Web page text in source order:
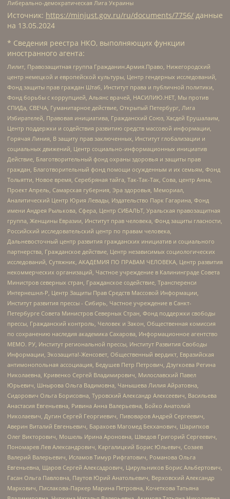
Либерально-демократическая Лига Украины
Источник: https://minjust.gov.ru/ru/documents/7756/ данные
на 13.05.2024
* Сведения реестра НКО, выполняющих функции
иностранного агента:
Лилит, Правозащитная группа Гражданин.Армия.Право, Нижегородский
центр немецкой и европейской культуры, Центр гендерных исследований,
Фонд защиты прав граждан Штаб, Институт права и публичной политики,
Фонд борьбы с коррупцией, Альянс врачей, НАСИЛИЮ.НЕТ, Мы против
СПИДа, СВЕЧА, Гуманитарное действие, Открытый Петербург, Лига
Избирателей, Правовая инициатива, Гражданский Союз, Хасдей Ерушалаим,
Центр поддержки и содействия развитию средств массовой информации,
Горячая Линия, В защиту прав заключенных, Институт глобализации и
социальных движений, Центр социально-информационных инициатив
Действие, Благотворительный фонд охраны здоровья и защиты прав
граждан, Благотворительный фонд помощи осужденным и их семьям, Фонд
Тольятти, Новое время, Серебряная тайга, Так-Так-Так, Сова, центр Анна,
Проект Апрель, Самарская губерния, Эра здоровья, Мемориал,
Аналитический Центр Юрия Левады, Издательство Парк Гагарина, Фонд
имени Андрея Рылькова, Сфера, Центр СИБАЛЬТ, Уральская правозащитная
группа, Женщины Евразии, Институт прав человека, Фонд защиты гласности,
Российский исследовательский центр по правам человека,
Дальневосточный центр развития гражданских инициатив и социального
партнерства, Гражданское действие, Центр независимых социологических
исследований, Сутяжник, АКАДЕМИЯ ПО ПРАВАМ ЧЕЛОВЕКА, Центр развития
некоммерческих организаций, Частное учреждение в Калининграде Совета
Министров северных стран, Гражданское содействие, Трансперенси
Интернешнл-Р, Центр Защиты Прав Средств Массовой Информации,
Институт развития прессы - Сибирь, Частное учреждение в Санкт-
Петербурге Совета Министров Северных Стран, Фонд поддержки свободы
прессы, Гражданский контроль, Человек и Закон, Общественная комиссия
по сохранению наследия академика Сахарова, Информационное агентство
МЕМО. РУ, Институт региональной прессы, Институт Развития Свободы
Информации, Экозащита!-Женсовет, Общественный вердикт, Евразийская
антимонопольная ассоциация, Бедушев Петр Петрович, Дзугкоева Регина
Николаевна, Кривенко Сергей Владимирович, Милославский Павел
Юрьевич, Шнырова Ольга Вадимовна, Чанышева Лилия Айратовна,
Сидорович Ольга Борисовна, Туровский Александр Алексеевич, Васильева
Анастасия Евгеньевна, Ривина Анна Валерьевна, Бойко Анатолий
Николаевич, Дугин Сергей Георгиевич, Пивоваров Андрей Сергеевич,
Аверин Виталий Евгеньевич, Барахоев Магомед Бекханович, Шарипков
Олег Викторович, Мошель Ирина Ароновна, Шведов Григорий Сергеевич,
Пономарев Лев Александрович, Каргалицкий Борис Юльевич, Созаев
Валерий Валерьевич, Исламов Тимур Рифгатович, Романова Ольга
Евгеньевна, Щаров Сергей Алексадрович, Цирульников Борис Альбертович,
Гасан Ольга Павловна, Паутов Юрий Анатольевич, Верховский Александр
Маркович, Пислакова-Паркер Марина Петровна, Кочеткова Татьяна